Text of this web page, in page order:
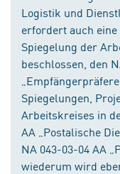
Logistik und
erfordert auch
Spiegelung der
beschlossen, den
Spiegelungen,
Arbeitskreises in
AA „Postalische
NA 043-03-04 AA
wiederum wird